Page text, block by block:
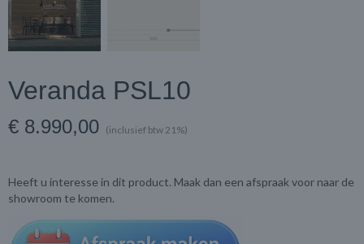
Veranda PSL10
€ 8.990,00 (inclusief btw 21%)
Heeft u interesse in dit product. Maak dan een afspraak voor naar de
showroom te komen.